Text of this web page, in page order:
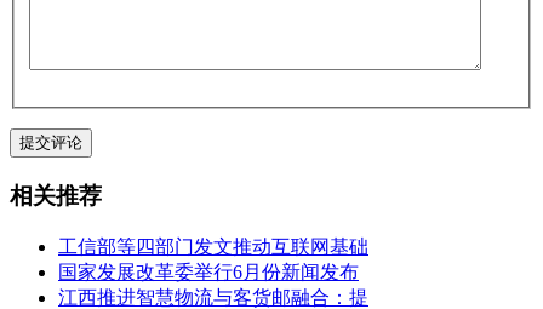
相关推荐
工信部等四部门发文推动互联网基础
国家发展改革委举行6月份新闻发布
江西推进智慧物流与客货邮融合：提